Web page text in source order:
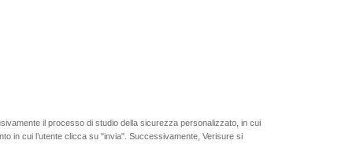
il processo di studio della sicurezza personalizzato, in cui
in cui l’utente clicca su "invia". Successivamente, Verisure si